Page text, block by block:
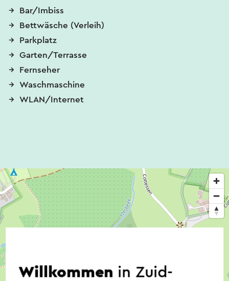
Bar/Imbiss
Bettwäsche (Verleih)
Parkplatz
Garten/Terrasse
Fernseher
Waschmaschine
WLAN/Internet
Willkommen in Zuid-